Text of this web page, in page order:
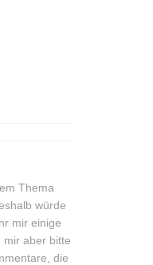
Thema
würde
mir einige
mir aber bitte
die